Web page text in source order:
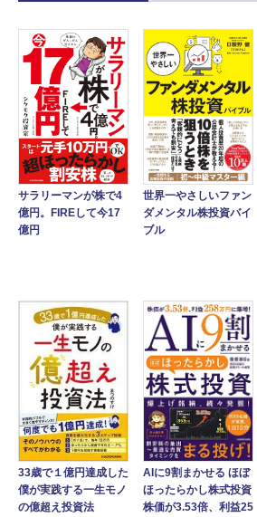
サラリーマンが株で4
億円。FIREして今17
億円
世界一やさしいファン
ダメンタル株投資バイ
ブル
33歳で１億円達成した
僕が実践する一生モノ
の億超え投資法
AIに9割まかせる ほぼ
ほったらかし株式投資
株価が3.53倍、利益25